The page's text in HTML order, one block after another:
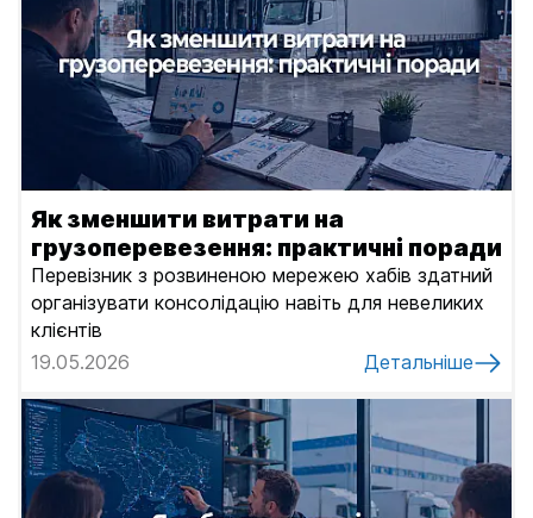
Як зменшити витрати на
грузоперевезення: практичні поради
Перевізник з розвиненою мережею хабів здатний
організувати консолідацію навіть для невеликих
клієнтів
19.05.2026
Детальніше